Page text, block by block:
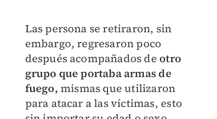
Las persona se retiraron, sin
embargo, regresaron poco
después acompañados de otro
grupo que portaba armas de
fuego, mismas que utilizaron
para atacar a las víctimas, esto